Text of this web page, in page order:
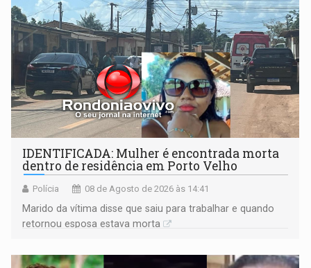
IDENTIFICADA: Mulher é encontrada morta
dentro de residência em Porto Velho
Polícia 08 de Agosto de 2026 às 14:41
Marido da vítima disse que saiu para trabalhar e quando
retornou esposa estava morta